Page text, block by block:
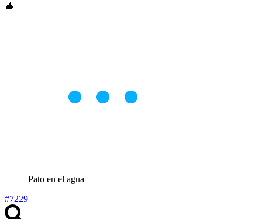
Pato en el agua
#7229